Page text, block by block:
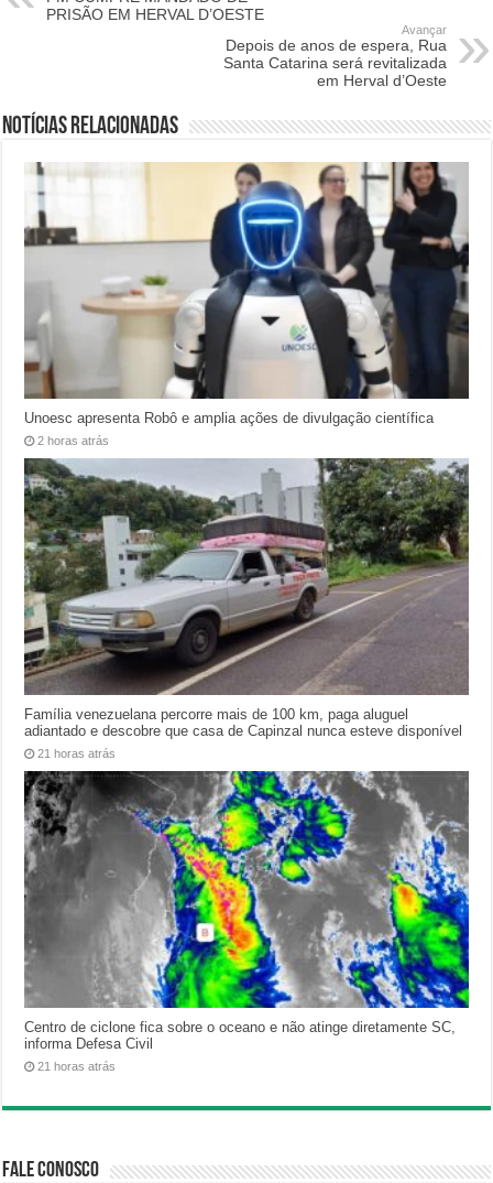
PRISÃO EM HERVAL D’OESTE
Avançar
Depois de anos de espera, Rua
Santa Catarina será revitalizada
em Herval d’Oeste
Notícias relacionadas
Unoesc apresenta Robô e amplia ações de divulgação científica
2 horas atrás
Família venezuelana percorre mais de 100 km, paga aluguel
adiantado e descobre que casa de Capinzal nunca esteve disponível
21 horas atrás
Centro de ciclone fica sobre o oceano e não atinge diretamente SC,
informa Defesa Civil
21 horas atrás
Fale Conosco